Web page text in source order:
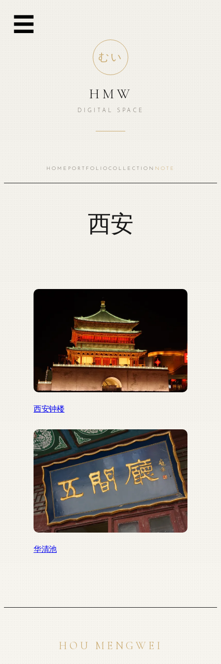
☰
むい
HMW
DIGITAL SPACE
HOME PORTFOLIO COLLECTION NOTE
西安
西安钟楼
华清池
HOU MENGWEI